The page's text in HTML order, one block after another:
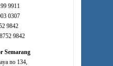
9911
0307
9842
9842
Semarang
no 134,